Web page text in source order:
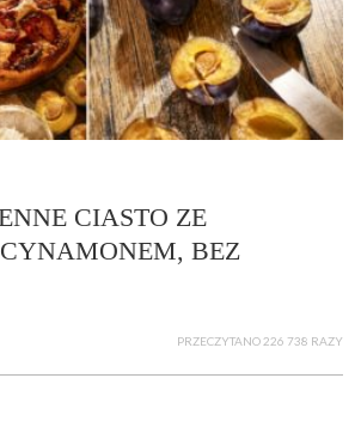
CIASTO ZE
BEZ
PRZECZYTANO 226 738 RAZY